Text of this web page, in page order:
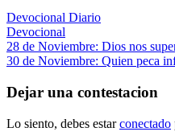
Devocional Diario
Devocional
Navegación
de
entradas
Entrada
anterior:
28 de Noviembre: Dios nos
Siguiente
30 de Noviembre: Quien peca
Dejar una contestacion
Lo siento, debes estarconectado